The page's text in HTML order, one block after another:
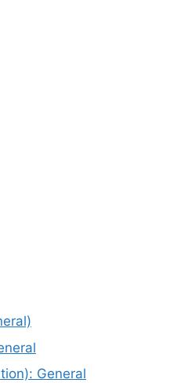
General